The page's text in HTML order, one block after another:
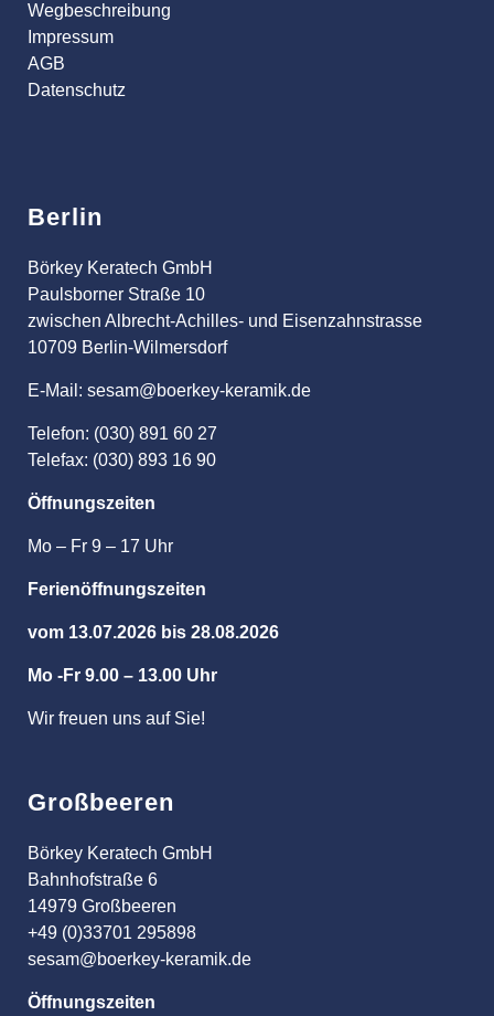
Wegbeschreibung
Impressum
AGB
Datenschutz
Berlin
Börkey Keratech GmbH
Paulsborner Straße 10
zwischen Albrecht-Achilles- und Eisenzahnstrasse
10709 Berlin-Wilmersdorf
E-Mail: sesam@boerkey-keramik.de
Telefon: (030) 891 60 27
Telefax: (030) 893 16 90
Öffnungszeiten
Mo – Fr 9 – 17 Uhr
Ferienöffnungszeiten
vom 13.07.2026 bis 28.08.2026
Mo -Fr 9.00 – 13.00 Uhr
Wir freuen uns auf Sie!
Großbeeren
Börkey Keratech GmbH
Bahnhofstraße 6
14979 Großbeeren
+49 (0)33701 295898
sesam@boerkey-keramik.de
Öffnungszeiten